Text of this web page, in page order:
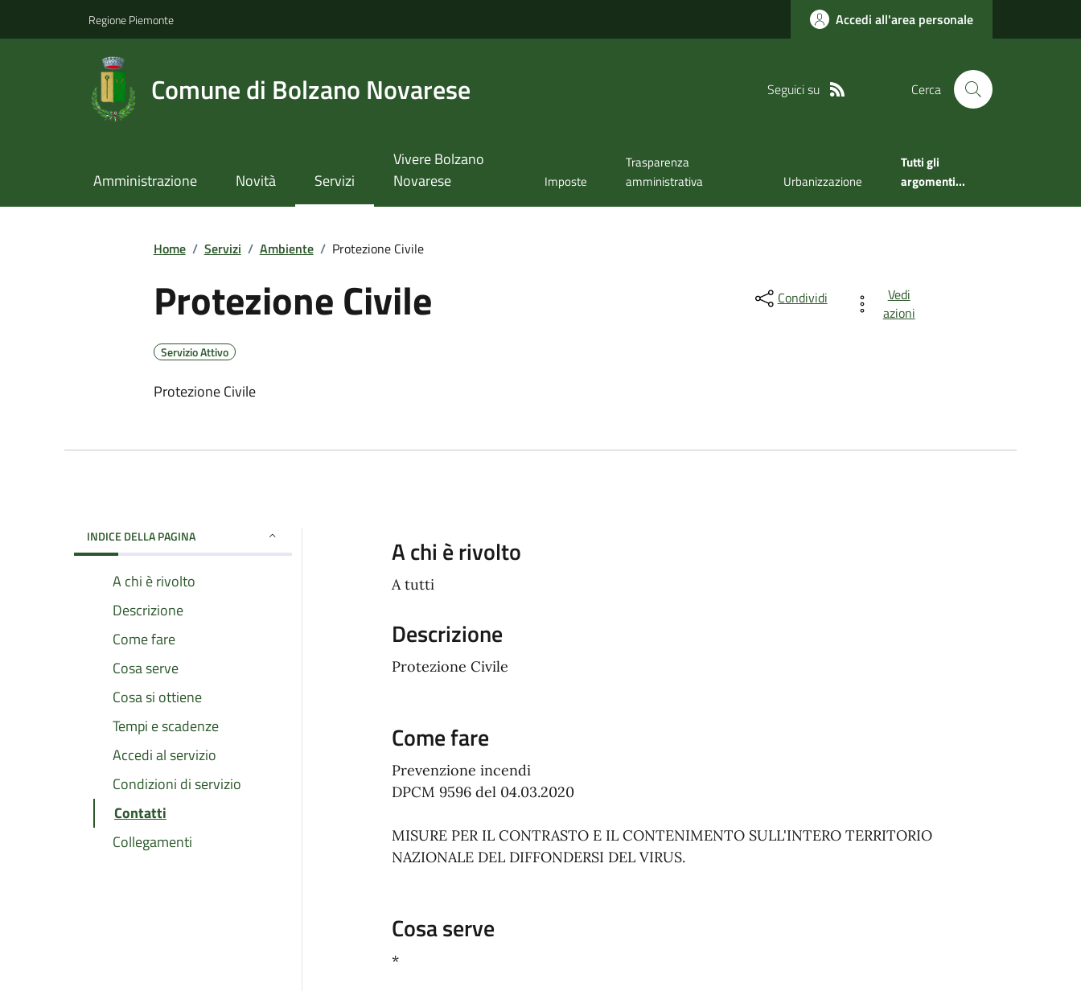
Regione Piemonte Accedi all'area personale
Comune di Bolzano Novarese Seguici su Cerca
Amministrazione Novità Servizi
Vivere Bolzano
Novarese
Imposte
Trasparenza
amministrativa
Urbanizzazione
Tutti gli
argomenti...
Home / Servizi / Ambiente / Protezione Civile
Protezione Civile
Servizio Attivo
Protezione Civile
Condividi
Vedi
azioni
INDICE DELLA PAGINA
A chi è rivolto
Descrizione
Come fare
Cosa serve
Cosa si ottiene
Tempi e scadenze
Accedi al servizio
Condizioni di servizio
Contatti
Collegamenti
A chi è rivolto
A tutti
Descrizione
Protezione Civile
Come fare
Prevenzione incendi
DPCM 9596 del 04.03.2020
MISURE PER IL CONTRASTO E IL CONTENIMENTO SULL'INTERO TERRITORIO
NAZIONALE DEL DIFFONDERSI DEL VIRUS.
Cosa serve
*